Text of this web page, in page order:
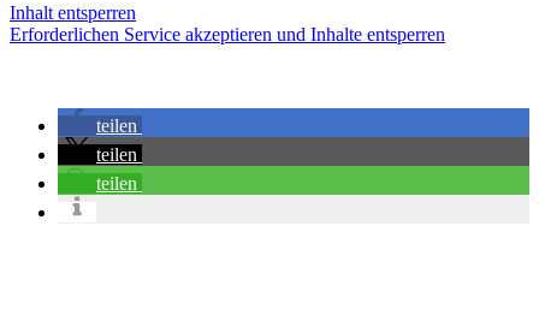
Inhalt entsperren
Erforderlichen Service akzeptieren und Inhalte entsperren
teilen
teilen
teilen